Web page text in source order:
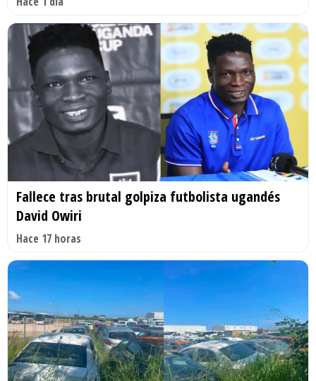
Fallece tras brutal golpiza futbolista ugandés
David Owiri
Hace 17 horas